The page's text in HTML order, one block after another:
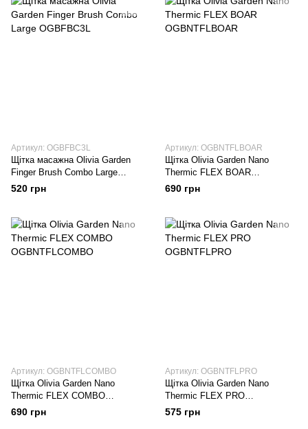
Артикул: OGBFBC3L
Щітка масажна Оlivia Garden
Finger Brush Combo Large
OGBFBC3L
520 грн
Артикул: OGBNTFLBOAR
Щітка Оlivia Garden Nano
Thermic FLEX BOAR
OGBNTFLBOAR
690 грн
Артикул: OGBNTFLCOMBO
Щітка Оlivia Garden Nano
Thermic FLEX COMBO
OGBNTFLCOMBO
690 грн
Артикул: OGBNTFLPRO
Щітка Оlivia Garden Nano
Thermic FLEX PRO
OGBNTFLPRO
575 грн